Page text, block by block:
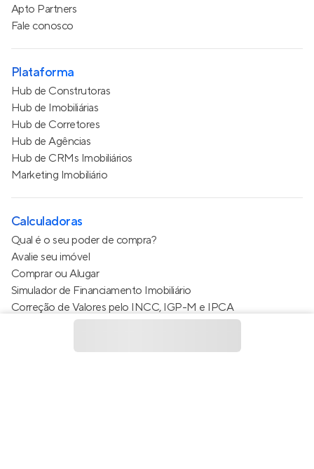
Apto Partners
Fale conosco
Plataforma
Hub de Construtoras
Hub de Imobiliárias
Hub de Corretores
Hub de Agências
Hub de CRMs Imobiliários
Marketing Imobiliário
Calculadoras
Qual é o seu poder de compra?
Avalie seu imóvel
Comprar ou Alugar
Simulador de Financiamento Imobiliário
Correção de Valores pelo INCC, IGP-M e IPCA
Estimativa de valor do condomínio